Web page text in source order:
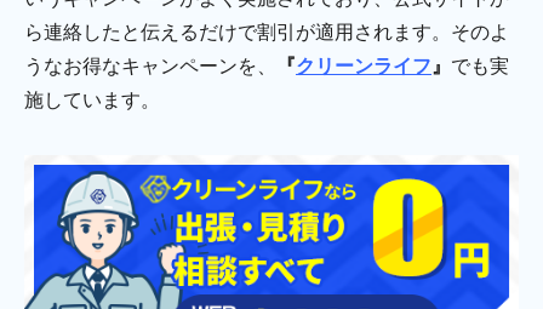
ら連絡したと伝えるだけで割引が適用されます。そのよ
うなお得なキャンペーンを、
『クリーンライフ』 でも実
施しています。